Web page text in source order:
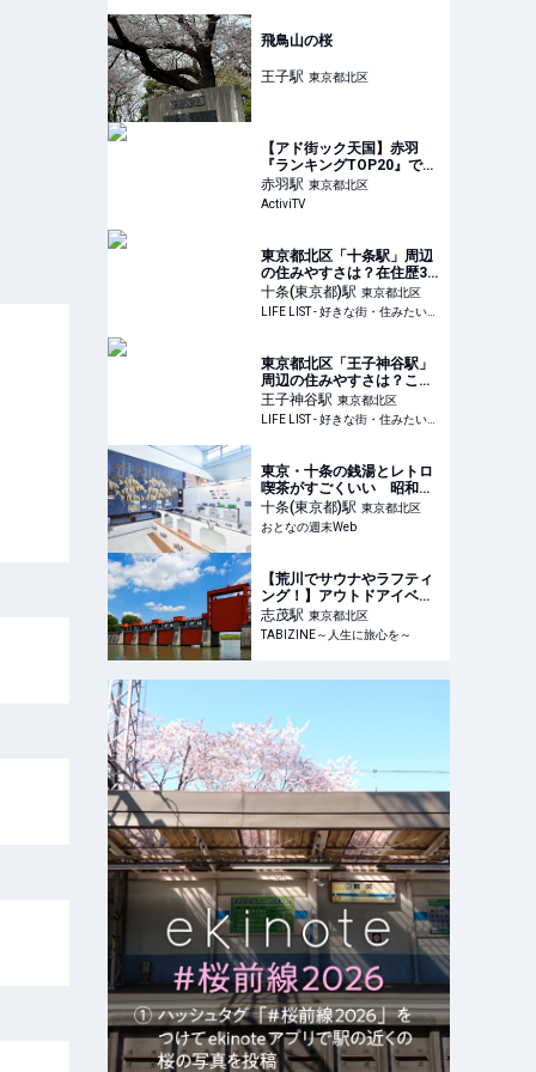
飛鳥山の桜
王子駅 東京都北区
【アド街ック天国】赤羽
『ランキングTOP20』で注
目のお店まとめ
赤羽駅 東京都北区
ActiviTV
東京都北区「十条駅」周辺
の住みやすさは？在住歴3
年目の私が家賃相場や住環
境について紹介 - LIFE LIST
- 好きな街・住みたい街・
十条(東京都)駅 東京都北区
LIFE LIST - 好きな街・住みたい街・私の街
東京都北区「王子神谷駅」
周辺の住みやすさは？この
街の変化を見てきた私が紹
介します - LIFE LIST - 好き
な街・住みたい街・私の街
王子神谷駅 東京都北区
LIFE LIST - 好きな街・住みたい街・私の街
東京・十条の銭湯とレトロ
喫茶がすごくいい 昭和の
懐かしい空間に癒される -
おとなの週末Web
十条(東京都)駅 東京都北区
おとなの週末Web
【荒川でサウナやラフティ
ング！】アウトドアイベン
ト「AKABANE PICNIC
FESTA 2025」北区 岩淵水
門周辺で開催 | TABIZINE～
志茂駅 東京都北区
TABIZINE～人生に旅心を～